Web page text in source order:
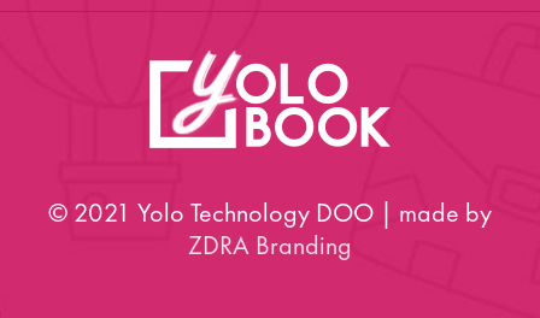
© 2021 Yolo Technology DOO | made by
ZDRA Branding